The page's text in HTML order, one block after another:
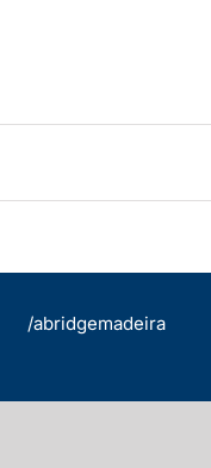
/abridgemadeira